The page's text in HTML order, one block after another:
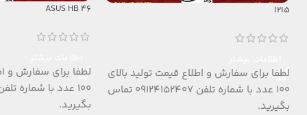
1215
لطفا برای سفارش و اطلاع قیمت تولید بالای
100 عدد با شماره تلفن 09124152407 تماس
بگیرید.
ASUS HB 46
لطفا برای سفارش و
بگیرید.